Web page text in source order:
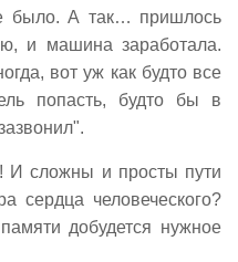
было. А так… пришлось
и машина заработала.
вот уж как будто все
попасть, будто бы в
И сложны и просты пути
сердца человеческого?
добудется нужное